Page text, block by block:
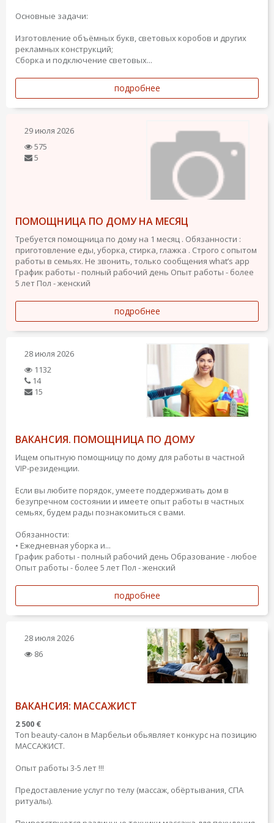
Основные задачи:
Изготовление объёмных букв, световых коробов и других
рекламных конструкций;
Сборка и подключение световых...
подробнее
29 июля 2026
575
5
ПОМОЩНИЦА ПО ДОМУ НА МЕСЯЦ
Требуется помощница по дому на 1 месяц . Обязанности :
приготовление еды, уборка, стирка, глажка . Строго с опытом
работы в семьях. Не звонить, только сообщения what’s app
График работы - полный рабочий день Опыт работы - более
5 лет Пол - женский
подробнее
28 июля 2026
1132
14
15
ВАКАНСИЯ. ПОМОЩНИЦА ПО ДОМУ
Ищем опытную помощницу по дому для работы в частной
VIP-резиденции.
Если вы любите порядок, умеете поддерживать дом в
безупречном состоянии и имеете опыт работы в частных
семьях, будем рады познакомиться с вами.
Обязанности:
• Ежедневная уборка и...
График работы - полный рабочий день Образование - любое
Опыт работы - более 5 лет Пол - женский
подробнее
28 июля 2026
86
ВАКАНСИЯ: МАССАЖИСТ
2 500 €
Топ beauty-салон в Марбельи обьявляет конкурс на позицию
МАССАЖИСТ.
Опыт работы 3-5 лет !!!
Предоставление услуг по телу (массаж, обёртывания, СПА
ритуалы).